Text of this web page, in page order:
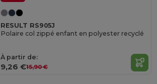
RESULT RS905J
Polaire col zippé enfant en polyester recyclé
À partir de:
9,26 €15,90 €